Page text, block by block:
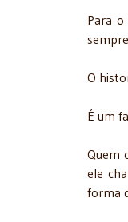
Para
O
É um
Quem
ele
forma